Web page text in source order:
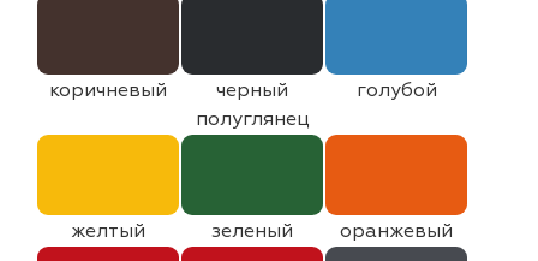
коричневый
черный
полуглянец
голубой
желтый зеленый оранжевый